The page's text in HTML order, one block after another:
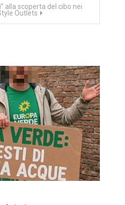
alla scoperta del cibo nei
Outlets